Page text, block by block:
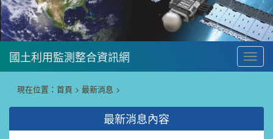
國土利用監測整合資訊網
現在位置： 首頁 > 最新消息 >
最新消息內容